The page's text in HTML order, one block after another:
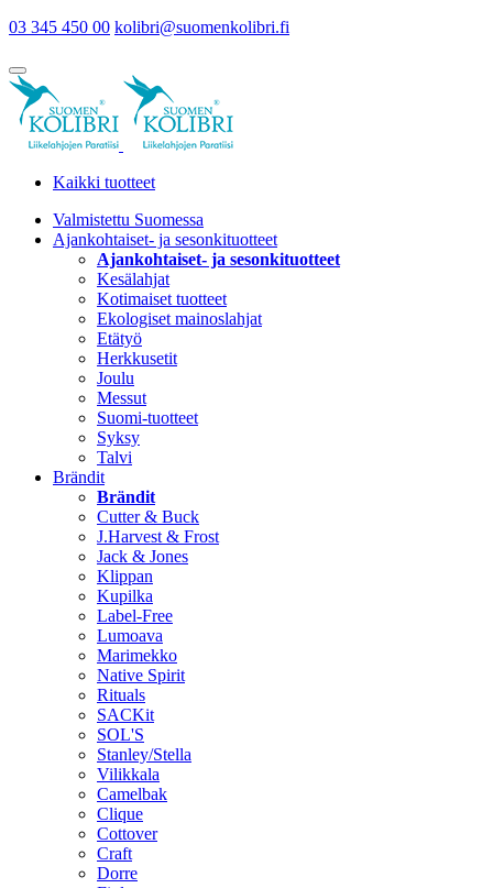
03 345 450 00 kolibri@suomenkolibri.fi
Kaikki tuotteet
Valmistettu Suomessa
Ajankohtaiset- ja sesonkituotteet
Ajankohtaiset- ja sesonkituotteet
Kesälahjat
Kotimaiset tuotteet
Ekologiset mainoslahjat
Etätyö
Herkkusetit
Joulu
Messut
Suomi-tuotteet
Syksy
Talvi
Brändit
Brändit
Cutter & Buck
J.Harvest & Frost
Jack & Jones
Klippan
Kupilka
Label-Free
Lumoava
Marimekko
Native Spirit
Rituals
SACKit
SOL'S
Stanley/Stella
Vilikkala
Camelbak
Clique
Cottover
Craft
Dorre